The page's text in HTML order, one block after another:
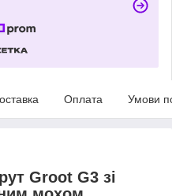
Оплата Умови
Groot G3 зі